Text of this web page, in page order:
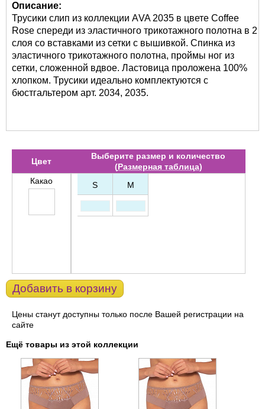
Описание:
Трусики слип из коллекции АVA 2035 в цвете Coffee
Rose спереди из эластичного трикотажного полотна в 2
слоя со вставками из сетки с вышивкой. Спинка из
эластичного трикотажного полотна, проймы ног из
сетки, сложенной вдвое. Ластовица проложена 100%
хлопком. Трусики идеально комплектуются с
бюстгальтером арт. 2034, 2035.
Цвет
Выберите размер и количество
(Размерная таблица)
Какао
S M
Добавить в корзину
Цены станут доступны только после Вашей регистрации на
сайте
Ещё товары из этой коллекции